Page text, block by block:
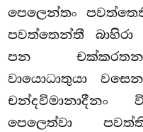
පෙලෙන්තං
පවත්තෙන්තී
පන
වායොධාතුයා
චන්දවිමානාදීනං
පෙලෙත්වා